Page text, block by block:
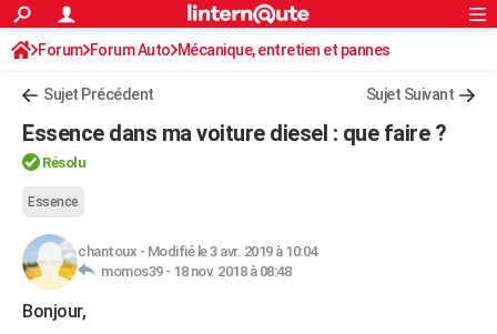
ACTUALITÉS
Politique
Société
Faits Divers
Education
Monde
Villes
+
Programme TV
TNTStreaming
Cinéma
Sorties cinéma
Musique
+FINANCE
Retraite
Impôts
Epargne
Immobilier
Risques naturels par ville
Banque
Assurance
Crédit
AUTO
Essais
Réserver un essai
Citadines
Berlines
SUV
Forum auto
+
HIGH-TECH
Mobiles
Meilleur smartphone
Internet
Ordinateurs
Jeux vidéo
Guide high-tech
Rechercher
S'inscrire
Connexion
Forum Forum Auto Mécanique, entretien et pannes
Sujet Précédent Sujet Suivant
Essence dans ma voiture diesel : que faire ?
Résolu
Essence
chantoux - Modifié le 3 avr. 2019 à 10:04
momos39 - 18 nov. 2018 à 08:48
Bonjour,